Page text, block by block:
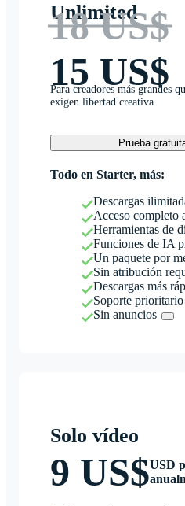
Unlimited
18 US$
15 US$
Para creadores más grandes
exigen libertad creativa
Prueba
Todo en Starter, más:
Descargas
Acceso completo
Herramientas de
Funciones de IA
Un paquete por
Sin atribución
Descargas más
Soporte prioritario
Sin anuncios
Solo vídeo
9 US$USD